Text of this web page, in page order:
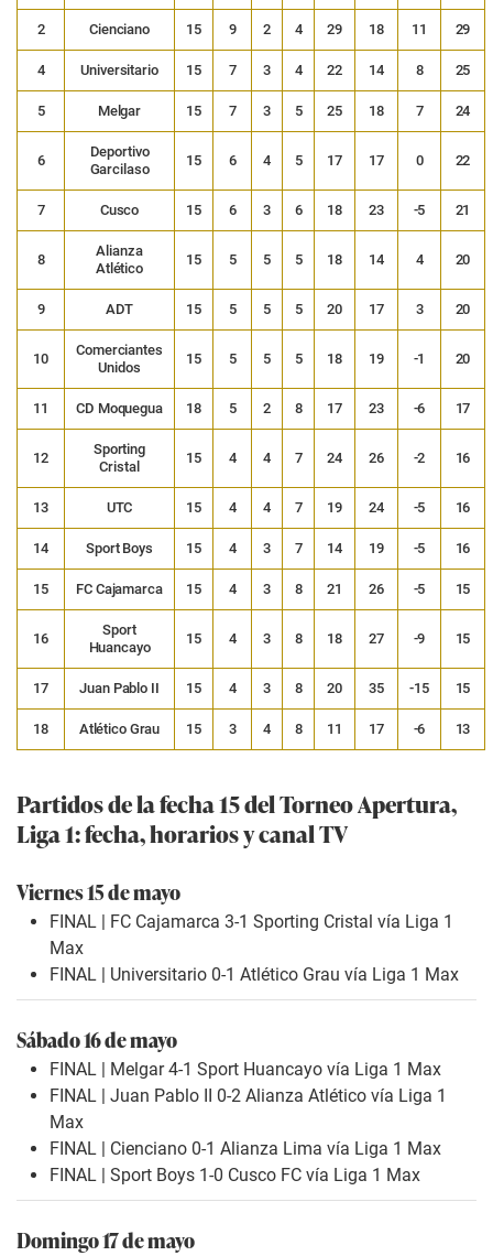
2 Cienciano 15 9 2 4 29 18 11 29
4 Universitario 15 7 3 4 22 14 8 25
5 Melgar 15 7 3 5 25 18 7 24
6
Deportivo
Garcilaso
15 6 4 5 17 17 0 22
7 Cusco 15 6 3 6 18 23 -5 21
8
Alianza
Atlético
15 5 5 5 18 14 4 20
9 ADT 15 5 5 5 20 17 3 20
10
Comerciantes
Unidos
15 5 5 5 18 19 -1 20
11 CD Moquegua 18 5 2 8 17 23 -6 17
12
Sporting
Cristal
15 4 4 7 24 26 -2 16
13 UTC 15 4 4 7 19 24 -5 16
14 Sport Boys 15 4 3 7 14 19 -5 16
15 FC Cajamarca 15 4 3 8 21 26 -5 15
16
Sport
Huancayo
15 4 3 8 18 27 -9 15
17 Juan Pablo II 15 4 3 8 20 35 -15 15
18 Atlético Grau 15 3 4 8 11 17 -6 13
Partidos de la fecha 15 del Torneo Apertura,
Liga 1: fecha, horarios y canal TV
Viernes 15 de mayo
FINAL | FC Cajamarca 3-1 Sporting Cristal vía Liga 1
Max
FINAL | Universitario 0-1 Atlético Grau vía Liga 1 Max
Sábado 16 de mayo
FINAL | Melgar 4-1 Sport Huancayo vía Liga 1 Max
FINAL | Juan Pablo II 0-2 Alianza Atlético vía Liga 1
Max
FINAL | Cienciano 0-1 Alianza Lima vía Liga 1 Max
FINAL | Sport Boys 1-0 Cusco FC vía Liga 1 Max
Domingo 17 de mayo